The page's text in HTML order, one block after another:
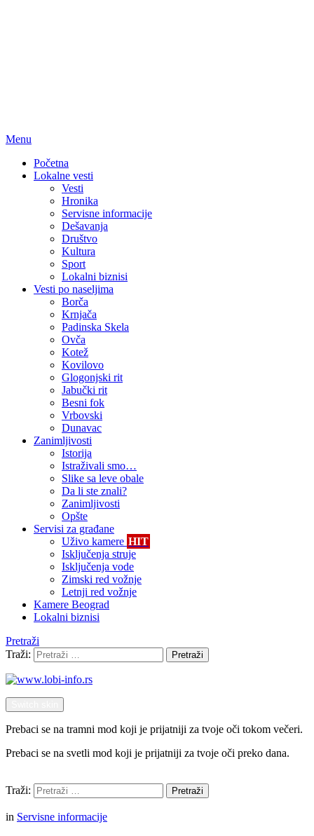
Menu
Početna
Lokalne vesti
Vesti
Hronika
Servisne informacije
Dešavanja
Društvo
Kultura
Sport
Lokalni biznisi
Vesti po naseljima
Borča
Krnjača
Padinska Skela
Ovča
Kotež
Kovilovo
Glogonjski rit
Jabučki rit
Besni fok
Vrbovski
Dunavac
Zanimljivosti
Istorija
Istraživali smo…
Slike sa leve obale
Da li ste znali?
Zanimljivosti
Opšte
Servisi za građane
Uživo kamere HIT
Isključenja struje
Isključenja vode
Zimski red vožnje
Letnji red vožnje
Kamere Beograd
Lokalni biznisi
Pretraži
Traži:
Pretraži
Prebaci se na tramni mod koji je prijatniji za tvoje oči tokom večeri.
Prebaci se na svetli mod koji je prijatniji za tvoje oči preko dana.
Traži:
Pretraži
in Servisne informacije